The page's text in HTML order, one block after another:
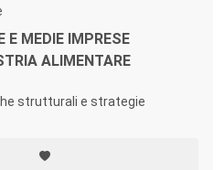
E MEDIE IMPRESE
ALIMENTARE
strutturali e strategie